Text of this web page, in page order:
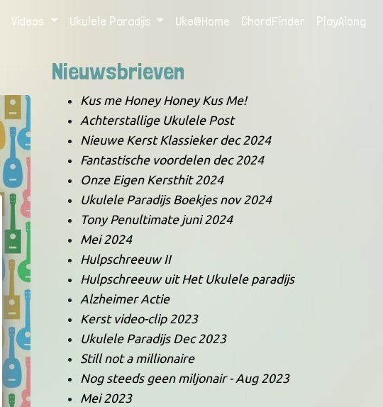
Videos Ukulele Paradijs Uke@Home ChordFinder PlayAlong
Nieuwsbrieven
Kus me Honey Honey Kus Me!
Achterstallige Ukulele Post
Nieuwe Kerst Klassieker dec 2024
Fantastische voordelen dec 2024
Onze Eigen Kersthit 2024
Ukulele Paradijs Boekjes nov 2024
Tony Penultimate juni 2024
Mei 2024
Hulpschreeuw II
Hulpschreeuw uit Het Ukulele paradijs
Alzheimer Actie
Kerst video-clip 2023
Ukulele Paradijs Dec 2023
Still not a millionaire
Nog steeds geen miljonair - Aug 2023
Mei 2023